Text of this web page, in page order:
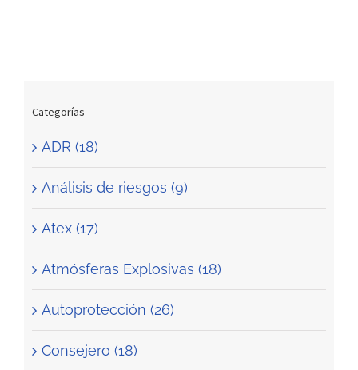
Categorías
ADR (18)
Análisis de riesgos (9)
Atex (17)
Atmósferas Explosivas (18)
Autoprotección (26)
Consejero (18)